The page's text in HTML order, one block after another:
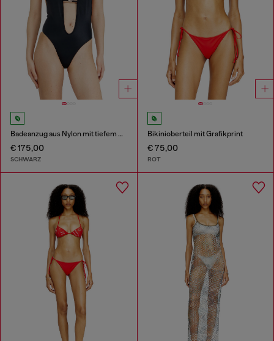
Badeanzug aus Nylon mit tiefem Ausschnitt
€ 175,00
SCHWARZ
Bikinioberteil mit Grafikprint
€ 75,00
ROT